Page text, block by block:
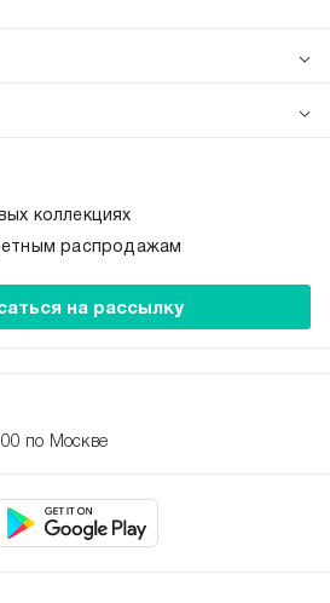
коллекциях
распродажам
на рассылку
по Москве